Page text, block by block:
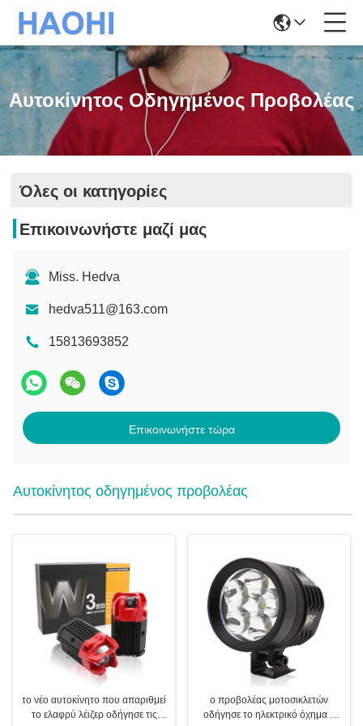
Αυτοκίνητος Οδηγημένος Προβολέας
Όλες οι κατηγορίες
Επικοινωνήστε μαζί μας
Miss. Hedva
hedva511@163.com
15813693852
Επικοινωνήστε τώρα
Αυτοκίνητος οδηγημένος προβολέας
το νέο αυτοκίνητο που απαριθμεί
το ελαφρύ λέιζερ οδήγησε τις
ο προβολέας μοτοσικλετών
οδήγησε το ηλεκτρικό όχημα 4